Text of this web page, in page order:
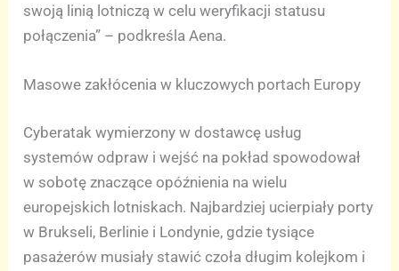
swoją linią lotniczą w celu weryfikacji statusu
połączenia” – podkreśla Aena.
Masowe zakłócenia w kluczowych portach Europy
Cyberatak wymierzony w dostawcę usług
systemów odpraw i wejść na pokład spowodował
w sobotę znaczące opóźnienia na wielu
europejskich lotniskach. Najbardziej ucierpiały porty
w Brukseli, Berlinie i Londynie, gdzie tysiące
pasażerów musiały stawić czoła długim kolejkom i